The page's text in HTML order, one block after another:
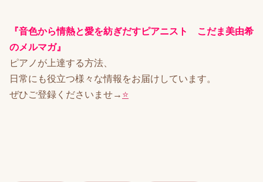
『音色から情熱と愛を紡ぎだすピアニスト こだま美由希
のメルマガ』
ピアノが上達する方法、
日常にも役立つ様々な情報をお届けしています。
ぜひご登録くださいませ→ ⭐️